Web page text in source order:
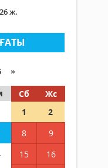
ж.
»
Сб
Жс
1
2
8
9
15
16